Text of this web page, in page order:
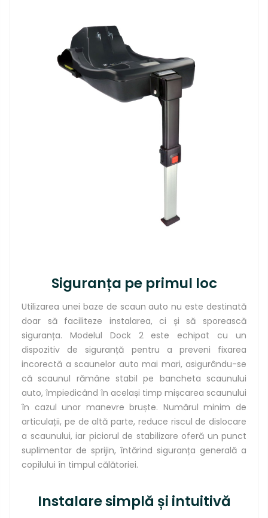
Siguranța pe primul loc
Utilizarea unei baze de scaun auto nu este destinată
doar să faciliteze instalarea, ci și să sporească
siguranța. Modelul Dock 2 este echipat cu un
dispozitiv de siguranță pentru a preveni fixarea
incorectă a scaunelor auto mai mari, asigurându-se
că scaunul rămâne stabil pe bancheta scaunului
auto, împiedicând în același timp mișcarea scaunului
în cazul unor manevre bruște. Numărul minim de
articulații, pe de altă parte, reduce riscul de dislocare
a scaunului, iar piciorul de stabilizare oferă un punct
suplimentar de sprijin, întărind siguranța generală a
copilului în timpul călătoriei.
Instalare simplă și intuitivă